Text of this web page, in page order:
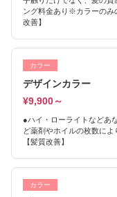
ング料金あり※カラーのみ
改善】
カラー
デザインカラー
¥9,900～
●ハイ・ローライトなどあ
ど薬剤やホイルの枚数に
【髪質改善】
カラー